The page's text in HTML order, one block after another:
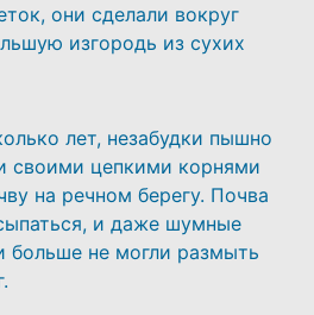
они сделали вокруг
изгородь из сухих
лет, незабудки пышно
своими цепкими корнями
на речном берегу. Почва
и даже шумные
больше не могли размыть